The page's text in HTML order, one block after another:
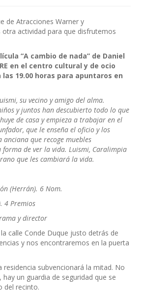
de Atracciones Warner y
actividad para que disfrutemos
“A cambio de nada” de Daniel
en el centro cultural y de ocio
19.00 horas para apuntaros en
, su vecino y amigo del alma.
y juntos han descubierto todo lo que
de casa y empieza a trabajar en el
que le enseña el oficio y los
que recoge muebles
forma de ver la vida. Luismi, Caralimpia
que les cambiará la vida.
(Herrán). 6 Nom.
4 Premios
y director
calle Conde Duque justo detrás de
y nos encontraremos en la puerta
subvencionará la mitad. No
un guardia de seguridad que se
del recinto.